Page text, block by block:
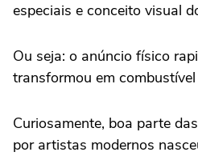
especiais e conceito visual
Ou seja: o anúncio físico
transformou em
Curiosamente, boa parte
por artistas modernos